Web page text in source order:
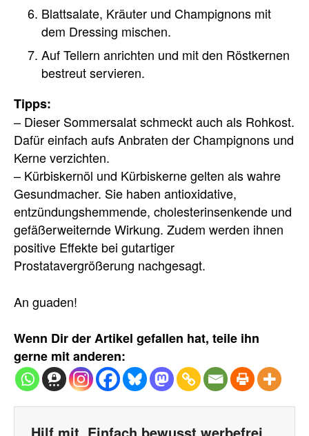
Blattsalate, Kräuter und Champignons mit
dem Dressing mischen.
Auf Tellern anrichten und mit den Röstkernen
bestreut servieren.
Tipps:
– Dieser Sommersalat schmeckt auch als Rohkost.
Dafür einfach aufs Anbraten der Champignons und
Kerne verzichten.
– Kürbiskernöl und Kürbiskerne gelten als wahre
Gesundmacher. Sie haben antioxidative,
entzündungshemmende, cholesterinsenkende und
gefäßerweiternde Wirkung. Zudem werden ihnen
positive Effekte bei gutartiger
Prostatavergrößerung nachgesagt.
An guaden!
Wenn Dir der Artikel gefallen hat, teile ihn
gerne mit anderen: